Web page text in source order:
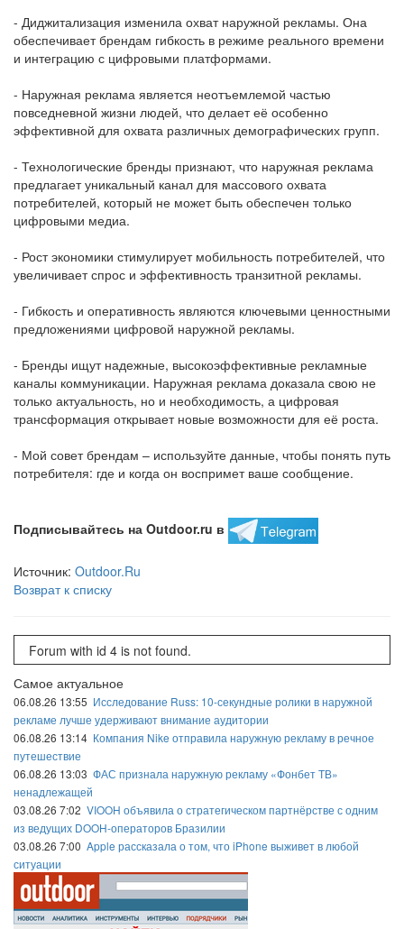
- Диджитализация изменила охват наружной рекламы. Она
обеспечивает брендам гибкость в режиме реального времени
и интеграцию с цифровыми платформами.
- Наружная реклама является неотъемлемой частью
повседневной жизни людей, что делает её особенно
эффективной для охвата различных демографических групп.
- Технологические бренды признают, что наружная реклама
предлагает уникальный канал для массового охвата
потребителей, который не может быть обеспечен только
цифровыми медиа.
- Рост экономики стимулирует мобильность потребителей, что
увеличивает спрос и эффективность транзитной рекламы.
- Гибкость и оперативность являются ключевыми ценностными
предложениями цифровой наружной рекламы.
- Бренды ищут надежные, высокоэффективные рекламные
каналы коммуникации. Наружная реклама доказала свою не
только актуальность, но и необходимость, а цифровая
трансформация открывает новые возможности для её роста.
- Мой совет брендам – используйте данные, чтобы понять путь
потребителя: где и когда он воспримет ваше сообщение.
Подписывайтесь на Outdoor.ru в
Источник: Outdoor.Ru
Возврат к списку
Forum with id 4 is not found.
Самое актуальное
06.08.26 13:55 Исследование Russ: 10-секундные ролики в наружной
рекламе лучше удерживают внимание аудитории
06.08.26 13:14 Компания Nike отправила наружную рекламу в речное
путешествие
06.08.26 13:03 ФАС признала наружную рекламу «Фонбет ТВ»
ненадлежащей
03.08.26 7:02 VIOOH объявила о стратегическом партнёрстве с одним
из ведущих DOOH-операторов Бразилии
03.08.26 7:00 Apple рассказала о том, что iPhone выживет в любой
ситуации